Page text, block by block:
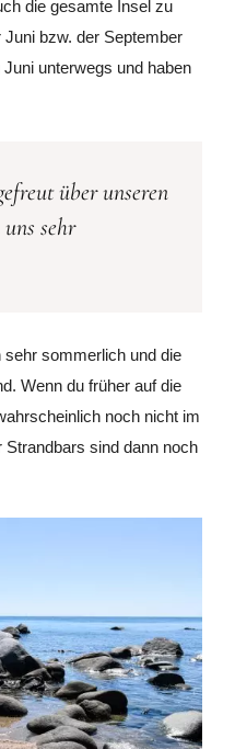
die gesamte Insel zu
bzw. der September
unterwegs und haben
über unseren
sehr
sehr sommerlich und die
Wenn du früher auf die
noch nicht im
sind dann noch